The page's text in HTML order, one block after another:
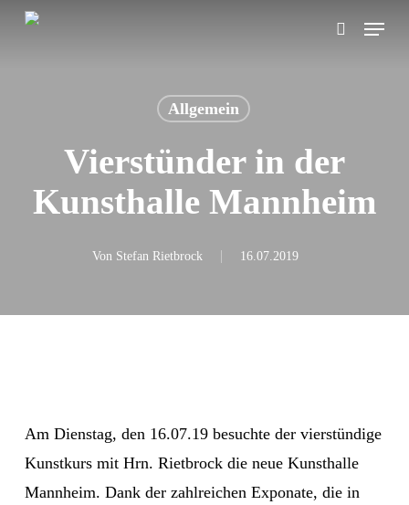
Skip
search
Menu
Allgemein
Vierstünder in der
Kunsthalle Mannheim
Von Stefan Rietbrock 16.07.2019
Am Dienstag, den 16.07.19 besuchte der vierstündige
Kunstkurs mit Hrn. Rietbrock die neue Kunsthalle
Mannheim. Dank der zahlreichen Exponate, die in